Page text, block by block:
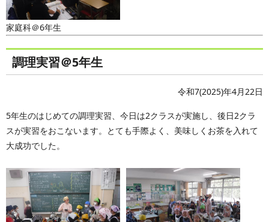
家庭科＠6年生
調理実習＠5年生
令和7(2025)年4月22日
5年生のはじめての調理実習、今日は2クラスが実施し、後日2クラ
スが実習をおこないます。とても手際よく、美味しくお茶を入れて
大成功でした。